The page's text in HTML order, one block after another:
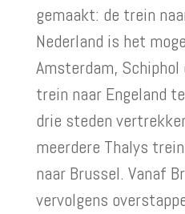
gemaakt: de trein
Nederland is het
Amsterdam,
trein naar Engeland
drie steden
meerdere Thalys
naar Brussel. Vanaf
vervolgens